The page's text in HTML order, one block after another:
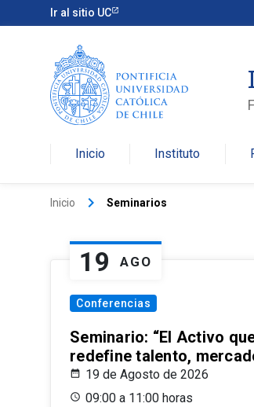
Ir al sitio UC
Inicio Instituto
Inicio keyboard_arrow_right Seminarios
19 AGO
Conferencias
Seminario: “El Activo
redefine talento,
19 de Agosto de 2026
09:00 a 11:00 horas